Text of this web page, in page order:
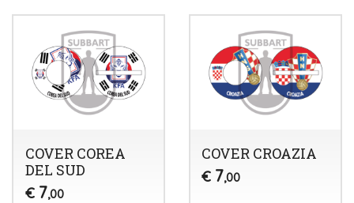
COVER COREA
DEL SUD
€ 7,00
COVER CROAZIA
€ 7,00